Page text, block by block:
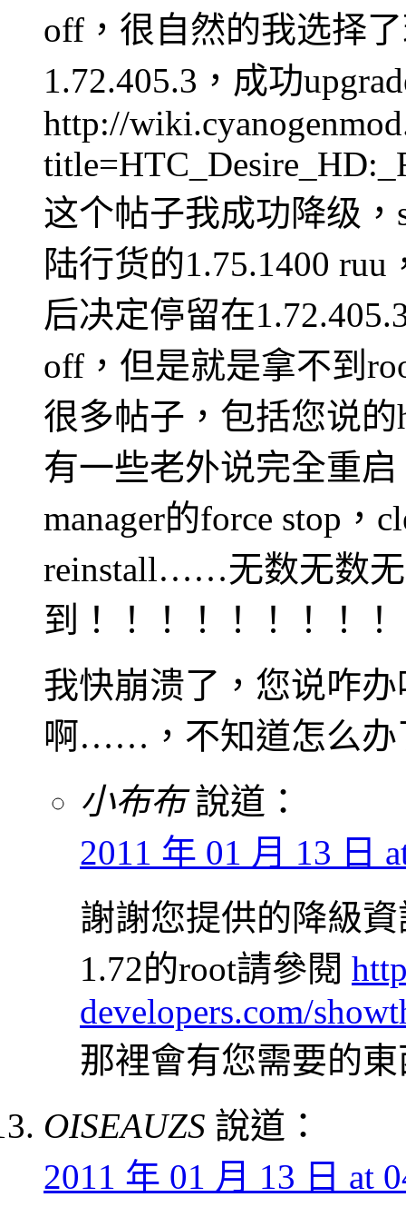
off，很自然的我选择
1.72.405.3，成功
http://
这个帖子我成功降级
陆行货的1.75.1400
后决定停留在
off，但是就是拿不到
很多帖子，包括您说
有一些老外说完全重
manager的force stop，
reinstall……无数无数无
到！！！！！！！！！
我快崩溃了，您说咋
啊……，不知道怎么办
小布布 說道：
2011 年 01 月 13 日
謝謝您提供的降級
1.72的root請參閱
developers.com/
那裡會有您需要的東
OISEAUZS 說道：
2011 年 01 月 13 日 at